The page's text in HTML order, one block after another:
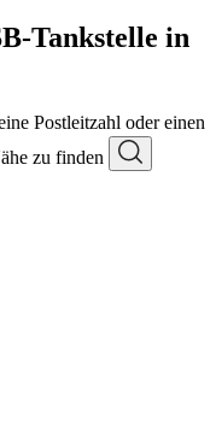
Tankstelle in
Postleitzahl oder einen
zu finden